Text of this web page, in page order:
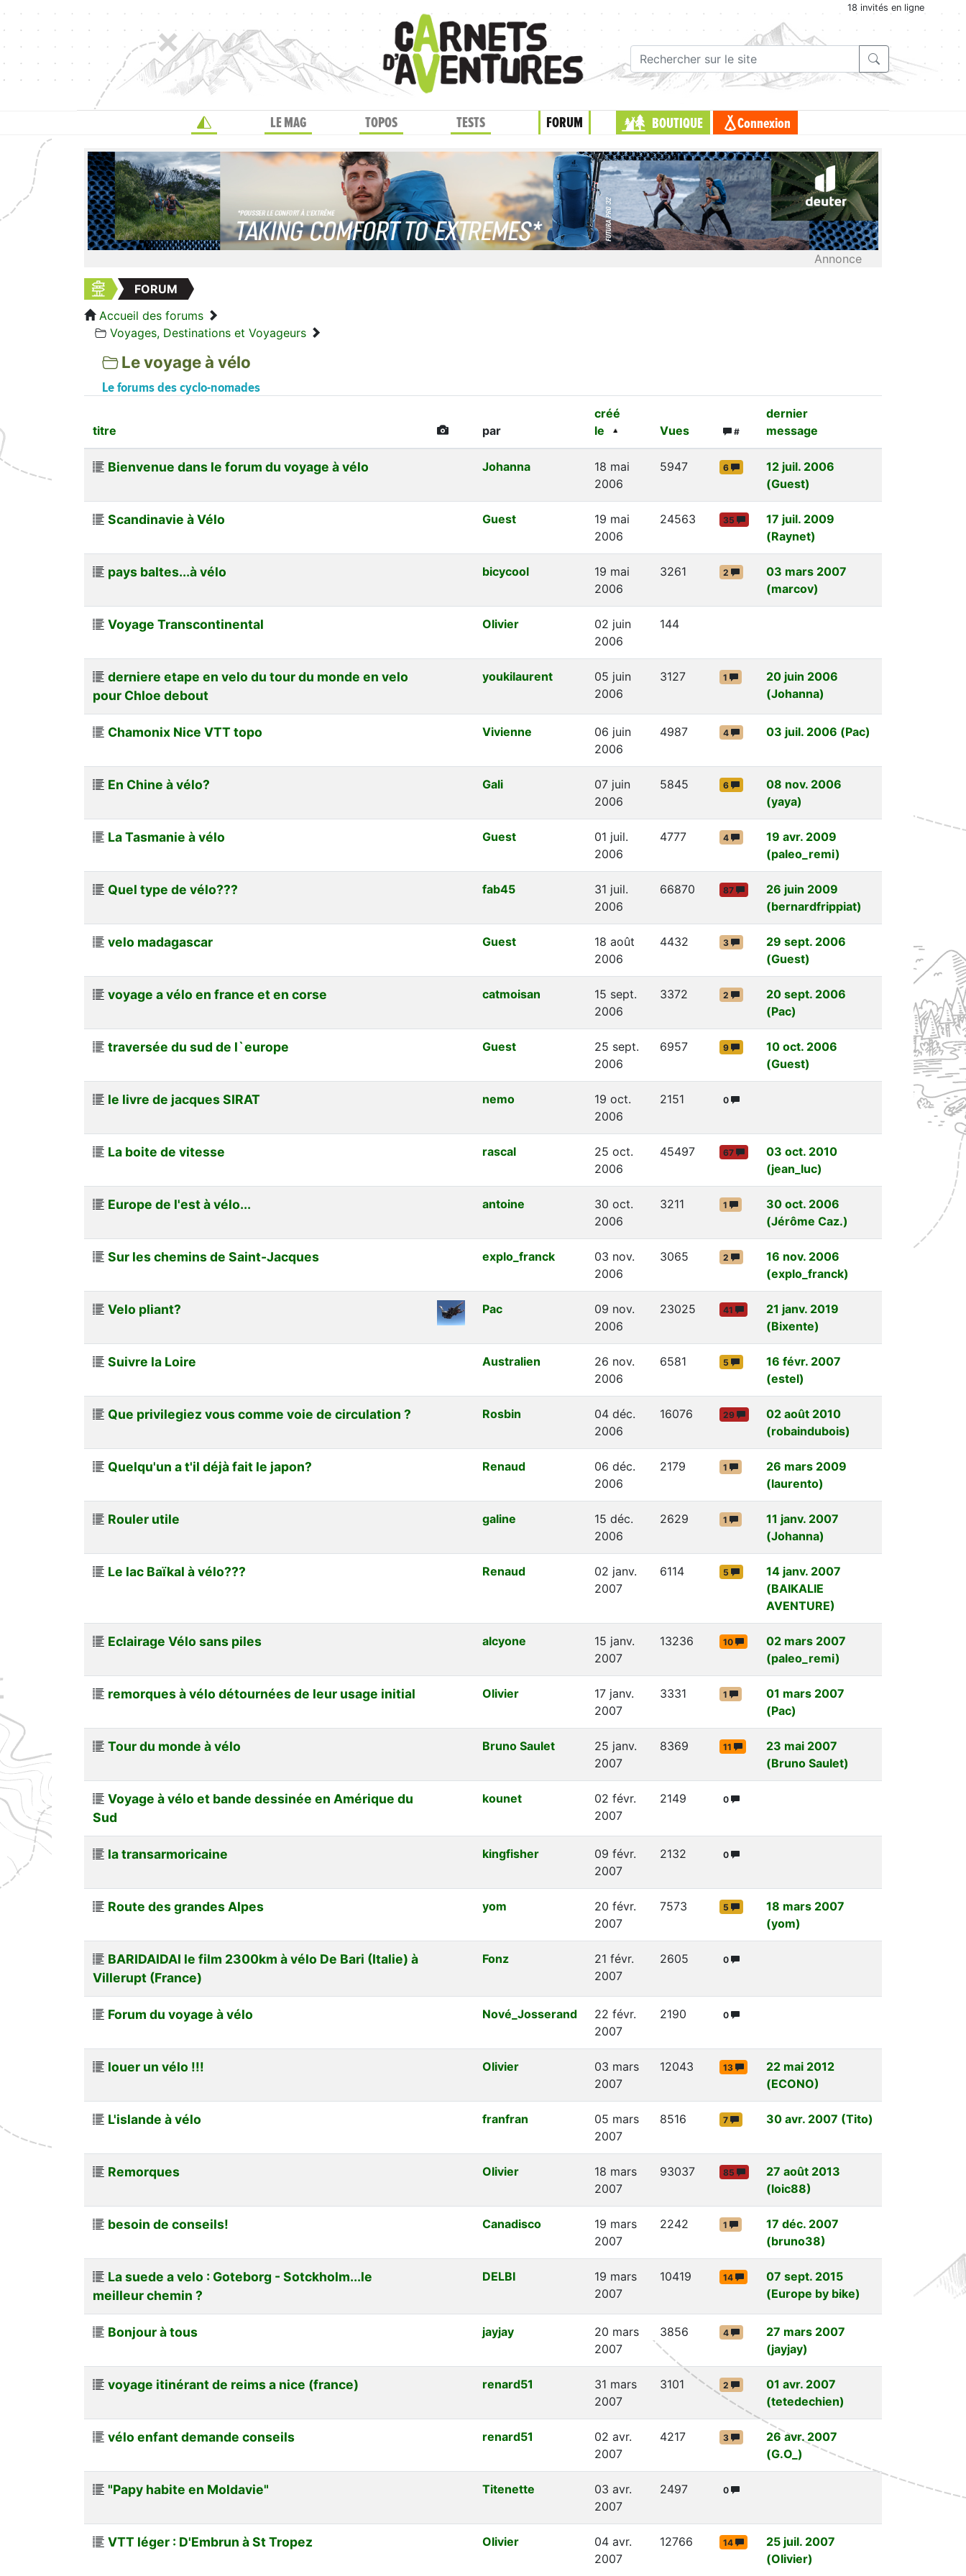
18 invités en ligne
LE MAG TOPOS TESTS FORUM BOUTIQUE Connexion
Annonce
FORUM
Accueil des forums
Voyages, Destinations et Voyageurs
Le voyage à vélo
Le forums des cyclo-nomades
titre par
créé
le
Vues #
dernier
message
Bienvenue dans le forum du voyage à vélo Johanna
18 mai
2006
5947 6
12 juil. 2006
(Guest)
Scandinavie à Vélo Guest
19 mai
2006
24563 35
17 juil. 2009
(Raynet)
pays baltes...à vélo bicycool
19 mai
2006
3261 2
03 mars 2007
(marcov)
Voyage Transcontinental Olivier
02 juin
2006
144
derniere etape en velo du tour du monde en velo
pour Chloe debout
youkilaurent
05 juin
2006
3127 1
20 juin 2006
(Johanna)
Chamonix Nice VTT topo Vivienne
06 juin
2006
4987 4 03 juil. 2006 (Pac)
En Chine à vélo? Gali
07 juin
2006
5845 6
08 nov. 2006
(yaya)
La Tasmanie à vélo Guest
01 juil.
2006
4777 4
19 avr. 2009
(paleo_remi)
Quel type de vélo??? fab45
31 juil.
2006
66870 87
26 juin 2009
(bernardfrippiat)
velo madagascar Guest
18 août
2006
4432 3
29 sept. 2006
(Guest)
voyage a vélo en france et en corse catmoisan
15 sept.
2006
3372 2
20 sept. 2006
(Pac)
traversée du sud de l`europe Guest
25 sept.
2006
6957 9
10 oct. 2006
(Guest)
le livre de jacques SIRAT nemo
19 oct.
2006
2151 0
La boite de vitesse rascal
25 oct.
2006
45497 67
03 oct. 2010
(jean_luc)
Europe de l'est à vélo... antoine
30 oct.
2006
3211 1
30 oct. 2006
(Jérôme Caz.)
Sur les chemins de Saint-Jacques explo_franck
03 nov.
2006
3065 2
16 nov. 2006
(explo_franck)
Velo pliant? Pac
09 nov.
2006
23025 41
21 janv. 2019
(Bixente)
Suivre la Loire Australien
26 nov.
2006
6581 5
16 févr. 2007
(estel)
Que privilegiez vous comme voie de circulation ? Rosbin
04 déc.
2006
16076 29
02 août 2010
(robaindubois)
Quelqu'un a t'il déjà fait le japon? Renaud
06 déc.
2006
2179 1
26 mars 2009
(laurento)
Rouler utile galine
15 déc.
2006
2629 1
11 janv. 2007
(Johanna)
Le lac Baïkal à vélo??? Renaud
02 janv.
2007
6114 5
14 janv. 2007
(BAIKALIE
AVENTURE)
Eclairage Vélo sans piles alcyone
15 janv.
2007
13236 10
02 mars 2007
(paleo_remi)
remorques à vélo détournées de leur usage initial Olivier
17 janv.
2007
3331 1
01 mars 2007
(Pac)
Tour du monde à vélo Bruno Saulet
25 janv.
2007
8369 11
23 mai 2007
(Bruno Saulet)
Voyage à vélo et bande dessinée en Amérique du
Sud
kounet
02 févr.
2007
2149 0
la transarmoricaine kingfisher
09 févr.
2007
2132 0
Route des grandes Alpes yom
20 févr.
2007
7573 5
18 mars 2007
(yom)
BARIDAIDAI le film 2300km à vélo De Bari (Italie) à
Villerupt (France)
Fonz
21 févr.
2007
2605 0
Forum du voyage à vélo Nové_Josserand
22 févr.
2007
2190 0
louer un vélo !!! Olivier
03 mars
2007
12043 13
22 mai 2012
(ECONO)
L'islande à vélo franfran
05 mars
2007
8516 7 30 avr. 2007 (Tito)
Remorques Olivier
18 mars
2007
93037 85
27 août 2013
(loic88)
besoin de conseils! Canadisco
19 mars
2007
2242 1
17 déc. 2007
(bruno38)
La suede a velo : Goteborg - Sotckholm...le
meilleur chemin ?
DELBI
19 mars
2007
10419 14
07 sept. 2015
(Europe by bike)
Bonjour à tous jayjay
20 mars
2007
3856 4
27 mars 2007
(jayjay)
voyage itinérant de reims a nice (france) renard51
31 mars
2007
3101 2
01 avr. 2007
(tetedechien)
vélo enfant demande conseils renard51
02 avr.
2007
4217 3
26 avr. 2007
(G.O_)
"Papy habite en Moldavie" Titenette
03 avr.
2007
2497 0
VTT léger : D'Embrun à St Tropez Olivier
04 avr.
2007
12766 14
25 juil. 2007
(Olivier)